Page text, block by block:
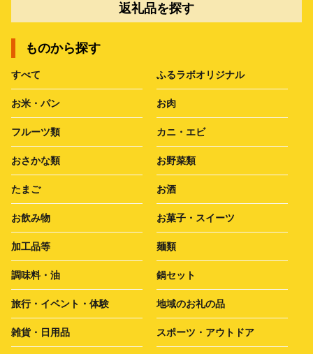
返礼品を探す
ものから探す
すべて ふるラボオリジナル
お米・パン お肉
フルーツ類 カニ・エビ
おさかな類 お野菜類
たまご お酒
お飲み物 お菓子・スイーツ
加工品等 麺類
調味料・油 鍋セット
旅行・イベント・体験 地域のお礼の品
雑貨・日用品 スポーツ・アウトドア